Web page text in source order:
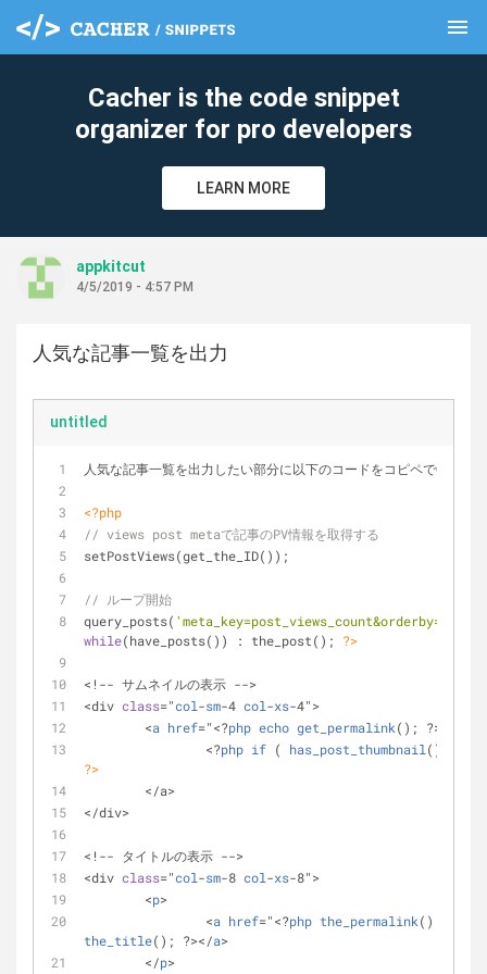
menu
Cacher is the code snippet
organizer for pro developers
LEARN MORE
appkitcut
4/5/2019 - 4:57 PM
人気な記事一覧を出力
untitled
人気な記事一覧を出力したい部分に以下のコードをコピペでOK。
<?php
// views post metaで記事のPV情報を取得する
setPostViews(get_the_ID());
// ループ開始
query_posts(
while(have_posts()) : the_post(); ?>
<!-- サムネイルの表示 -->
<div class="col-sm-4 col-xs-4">
	<
a href="<?php echo get_permalink(); ?>">
		<?
php if ( has_post_thumbnail () )
?>
	</a>
</div>
<!-- タイトルの表示 -->
<div class="col-sm-8 col-xs-8">
	<
p>
		<
a href="<?php the_permalink(); ?>"
the_title(); ?></a>
	</
p>
clear